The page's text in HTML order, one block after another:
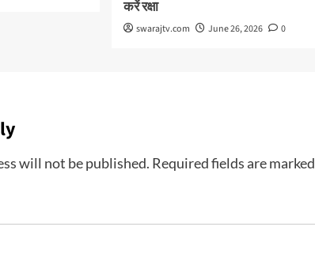
करें रक्षा
swarajtv.com June 26, 2026 0
will not be published. Required fields are marked